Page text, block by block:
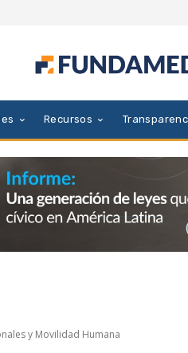
Recursos
y Movilidad Humana